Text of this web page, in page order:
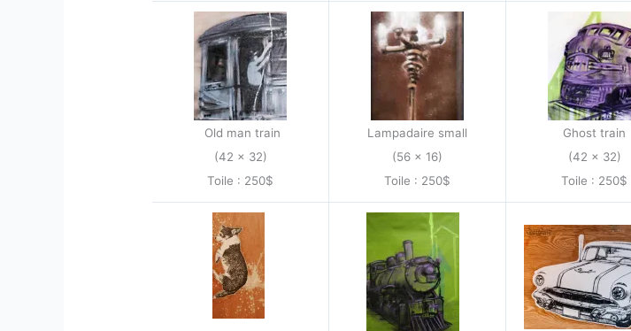
Old man train
(42 x 32)
Toile : 250$
Lampadaire small
(56 x 16)
Toile : 250$
Ghost train
(42 x 32)
Toile : 250$